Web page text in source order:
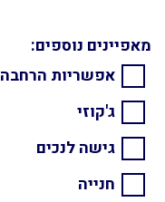
מאפיינים נוספים:
אפשריות הרחבה
ג'קוזי
גישה לנכים
חנייה